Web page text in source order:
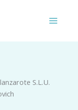
S.L.U.